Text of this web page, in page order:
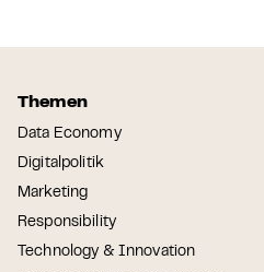
Themen
Data Economy
Digitalpolitik
Marketing
Responsibility
Technology & Innovation